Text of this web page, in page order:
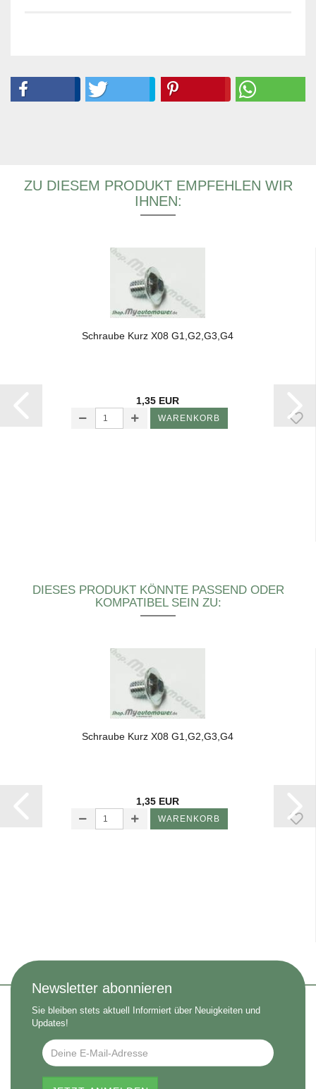
ZU DIESEM PRODUKT EMPFEHLEN WIR
IHNEN:
Schrau­be Kurz X08 G1,G2,G3,G4
1,35 EUR
WARENKORB
DIESES PRODUKT KÖNNTE PASSEND ODER
KOMPATIBEL SEIN ZU:
Schrau­be Kurz X08 G1,G2,G3,G4
1,35 EUR
WARENKORB
Newsletter abonnieren
Sie bleiben stets aktuell Informiert über Neuigkeiten und
Updates!